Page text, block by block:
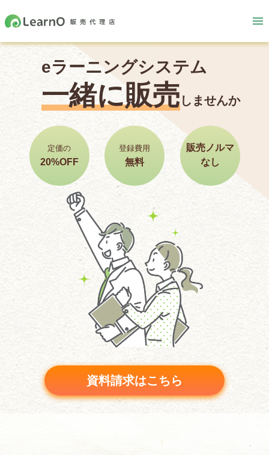
eラーニングシステム
一緒に販売 しませんか
定価の
20%OFF
登録費用
無料
販売ノルマ
なし
資料請求はこちら